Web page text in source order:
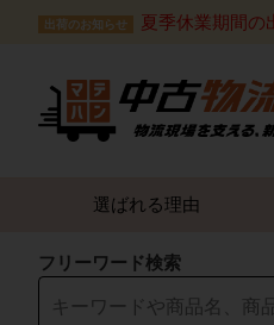
出荷のお知らせ 夏季休業期間の
選ばれる理由
フリーワード検索